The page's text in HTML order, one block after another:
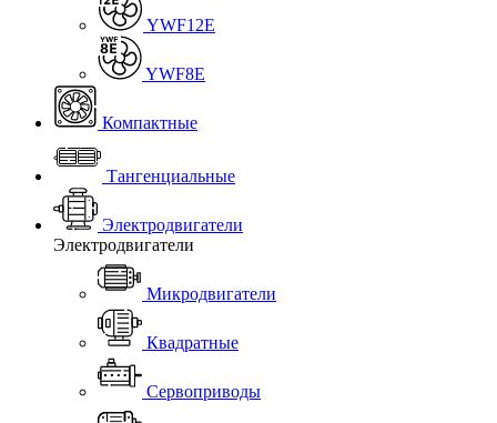
YWF12E
YWF8E
Компактные
Тангенциальные
Электродвигатели
Электродвигатели
Микродвигатели
Квадратные
Сервоприводы